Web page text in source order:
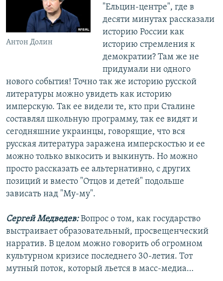
Антон Долин
"Ельцин-центре", где в
десяти минутах рассказали
историю России как
историю стремления к
демократии? Там же не
придумали ни одного
нового события! Точно так же историю русской
литературы можно увидеть как историю
имперскую. Так ее видели те, кто при Сталине
составлял школьную программу, так ее видят и
сегодняшние украинцы, говорящие, что вся
русская литература заражена имперскостью и ее
можно только выкосить и выкинуть. Но можно
просто рассказать ее альтернативно, с других
позиций и вместо "Отцов и детей" подольше
зависать над "Му-му".
Сергей Медведев:Вопрос о том, как государство
выстраивает образовательный, просвещенческий
нарратив. В целом можно говорить об огромном
культурном кризисе последнего 30-летия. Тот
мутный поток, который льется в масс-медиа…